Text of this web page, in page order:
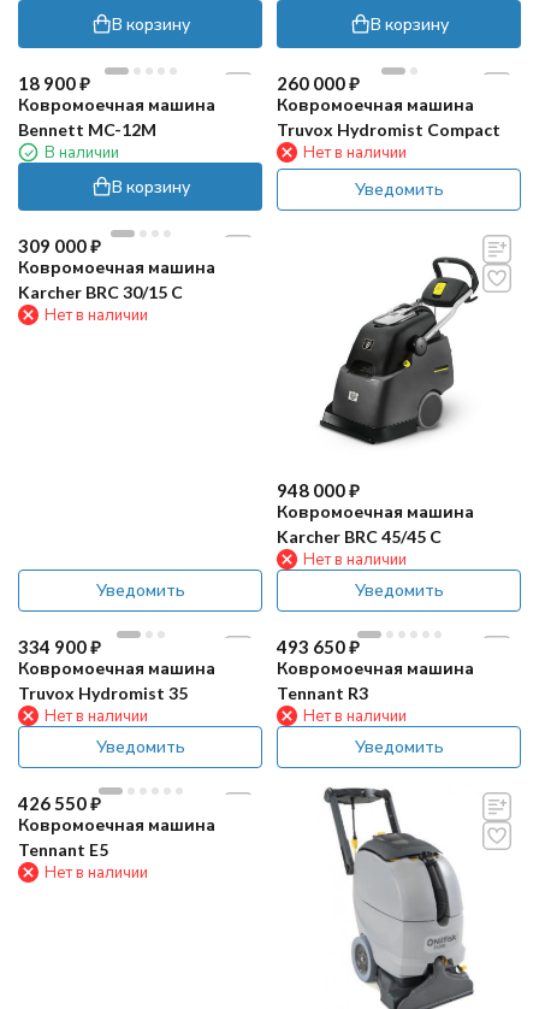
В корзину В корзину
18 900₽
Ковромоечная машина
Bennett MC-12M
В наличии
В корзину
260 000₽
Ковромоечная машина
Truvox Hydromist Compact
Нет в наличии
Уведомить
309 000₽
Ковромоечная машина
Karcher BRC 30/15 C
Нет в наличии
Уведомить
948 000₽
Ковромоечная машина
Karcher BRC 45/45 C
Нет в наличии
Уведомить
334 900₽
Ковромоечная машина
Truvox Hydromist 35
Нет в наличии
Уведомить
493 650₽
Ковромоечная машина
Tennant R3
Нет в наличии
Уведомить
426 550₽
Ковромоечная машина
Tennant E5
Нет в наличии